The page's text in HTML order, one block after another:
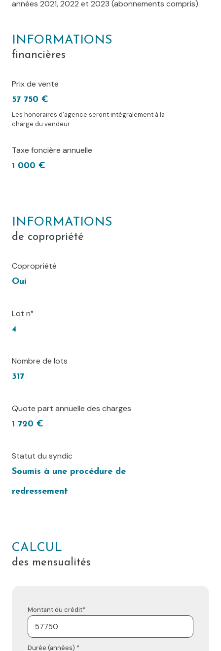
années 2021, 2022 et 2023 (abonnements compris).
INFORMATIONS
financières
Prix de vente
57 750 €
Les honoraires d'agence seront intégralement à la
charge du vendeur
Taxe foncière annuelle
1 000 €
INFORMATIONS
de copropriété
Copropriété
Oui
Lot n°
4
Nombre de lots
317
Quote part annuelle des charges
1 720 €
Statut du syndic
Soumis à une procédure de
redressement
CALCUL
des mensualités
Montant du crédit*
Durée (années) *